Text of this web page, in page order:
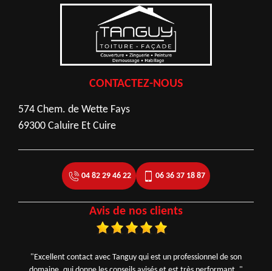
CONTACTEZ-NOUS
574 Chem. de Wette Fays
69300 Caluire Et Cuire
04 82 29 46 22 06 36 37 18 87
Avis de nos clients
"Excellent contact avec Tanguy qui est un professionnel de son